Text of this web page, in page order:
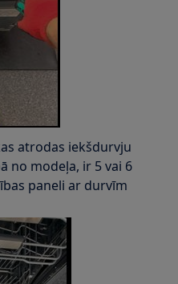
atrodas iekšdurvju
no modeļa, ir 5 vai 6
paneli ar durvīm